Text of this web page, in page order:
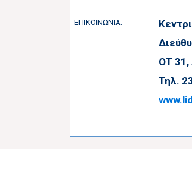
ΕΠΙΚΟΙΝΩΝΙΑ:
ΟΤ 31,
Τηλ.